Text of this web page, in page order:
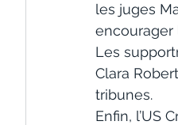
les juges
encourager
Les
Clara
tribunes.
Enfin, l’US